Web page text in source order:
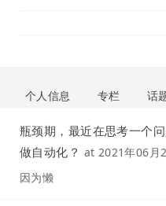
个人信息 专栏 话
瓶颈期，最近在思考一个
做自动化？ at 2021年06月
因为懒